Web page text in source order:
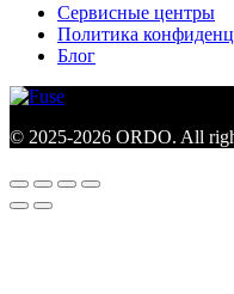
Сервисные центры
Политика
Блог
© 2025-2026 ORDO. All